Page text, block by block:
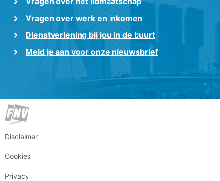
Vragen over werk en inkomen
Dienstverlening bij jou in de buurt
Meld je aan voor onze nieuwsbrief
Disclaimer
Cookies
Privacy